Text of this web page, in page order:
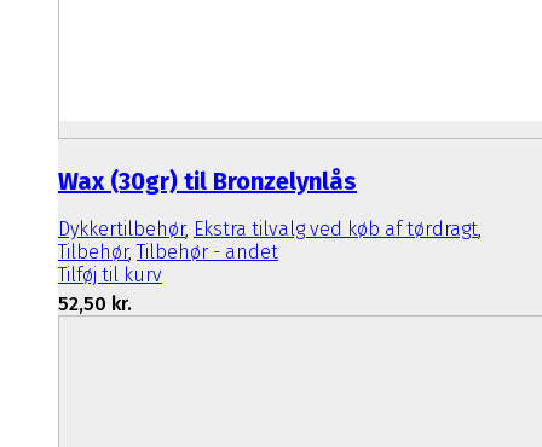
Wax (30gr) til Bronzelynlås
Dykkertilbehør, Ekstra tilvalg ved køb af tørdragt,
Tilbehør,Tilbehør - andet
Tilføj til kurv
52,50 kr.